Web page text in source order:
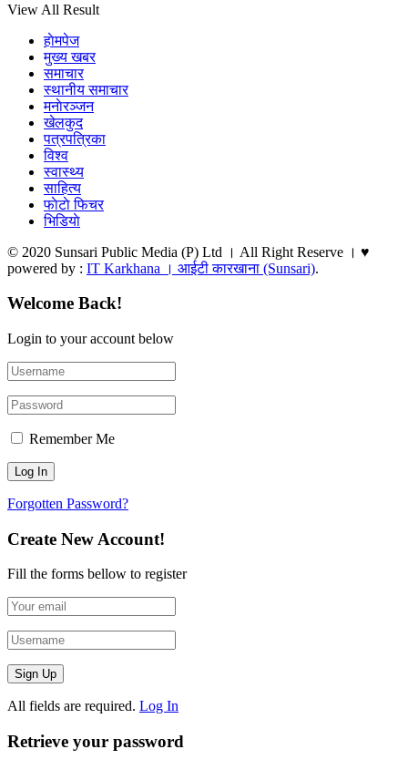
View All Result
हाेमपेज
मुख्य खबर
समाचार
स्थानीय समाचार
मनाेरञ्जन
खेलकुद
पत्रपत्रिका
विश्व
स्वास्थ्य
साहित्य
फाेटाे फिचर
भिडियाे
© 2020 Sunsari Public Media (P) Ltd । All Right Reserve । ♥
powered by : IT Karkhana । आईटी कारखाना (Sunsari).
Welcome Back!
Login to your account below
Remember Me
Forgotten Password?
Create New Account!
Fill the forms bellow to register
All fields are required. Log In
Retrieve your password